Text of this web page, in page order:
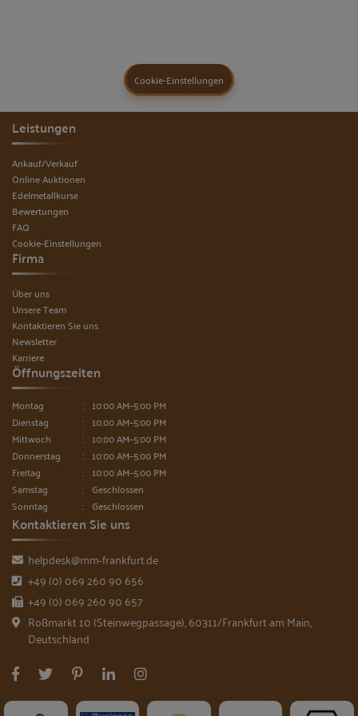
Cookie-Einstellungen
Leistungen
Ankauf/Verkauf
Online Auktionen
Edelmetallkurse
Bewertungen
FAQ
Cookie-Einstellungen
Firma
Über uns
Unsere Team
Kontaktieren Sie uns
Newsletter
Karriere
Öffnungszeiten
Montag
10:00 AM–5:00 PM
Dienstag
10:00 AM–5:00 PM
Mittwoch
10:00 AM–5:00 PM
Donnerstag
10:00 AM–5:00 PM
Freitag
10:00 AM–5:00 PM
Samstag
Geschlossen
Sonntag
Geschlossen
Kontaktieren Sie uns
helpdesk@mm-frankfurt.de
+49 (0) 069 260 90 656
+49 (0) 069 260 90 657
Roßmarkt 10 (Steinwegpassage), 60311/Frankfurt am Main,
Deutschland